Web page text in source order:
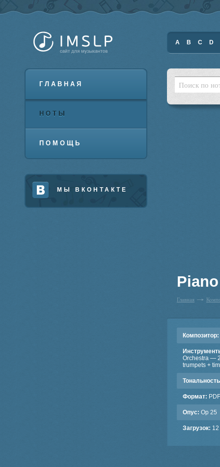
ГЛАВНАЯ
НОТЫ
ПОМОЩЬ
МЫ ВКОНТАКТЕ
A B C D
Главная
Композитор:
Orchestra —
trumpets +
Формат: PDF
Опус: Op 25
Загрузок: 12